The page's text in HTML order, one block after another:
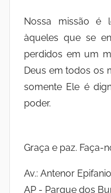
Nossa missão é
àqueles que se
perdidos em um
Deus em todos os
somente Ele é
poder.
Graça e paz. Faça-
Av.: Antenor
AP - Parque dos